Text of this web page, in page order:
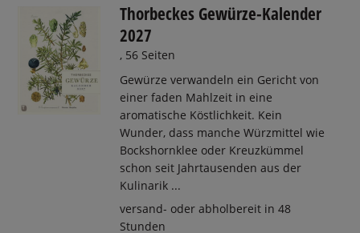
Thorbeckes Gewürze-Kalender
2027
, 56 Seiten
Gewürze verwandeln ein Gericht von
einer faden Mahlzeit in eine
aromatische Köstlichkeit. Kein
Wunder, dass manche Würzmittel wie
Bockshornklee oder Kreuzkümmel
schon seit Jahrtausenden aus der
Kulinarik ...
versand- oder abholbereit in 48
Stunden